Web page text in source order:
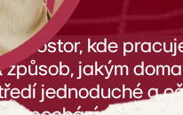
prostor, kde
jakým
jednoduché a